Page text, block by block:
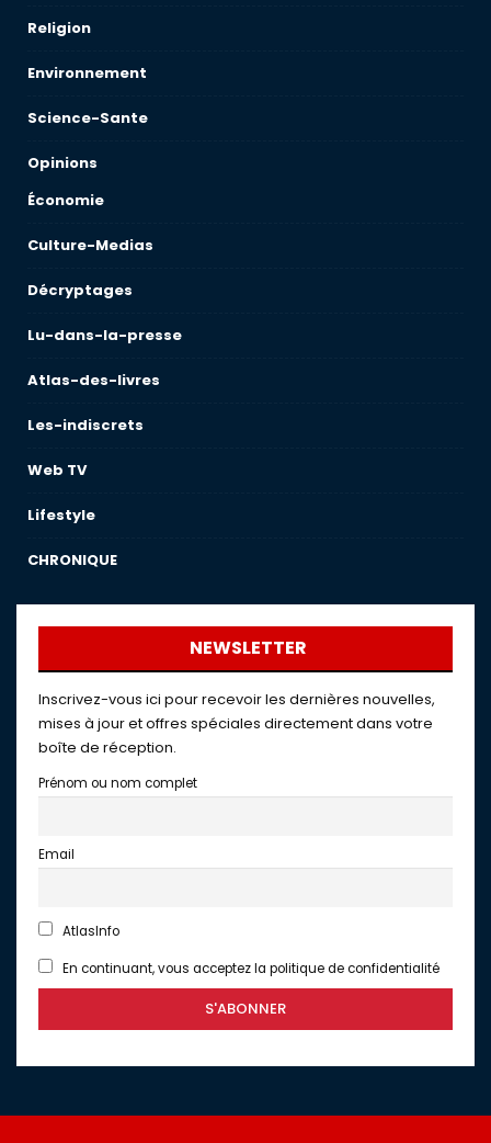
Religion
Environnement
Science-Sante
Opinions
Économie
Culture-Medias
Décryptages
Lu-dans-la-presse
Atlas-des-livres
Les-indiscrets
Web TV
Lifestyle
CHRONIQUE
NEWSLETTER
Inscrivez-vous ici pour recevoir les dernières nouvelles,
mises à jour et offres spéciales directement dans votre
boîte de réception.
Prénom ou nom complet
Email
AtlasInfo
En continuant, vous acceptez la politique de confidentialité